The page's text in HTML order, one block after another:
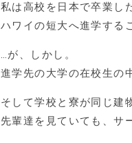
私は高校を日本で卒業し
ハワイの短大へ進学する
…が、しかし。
進学先の大学の在校生の
そして学校と寮が同じ建
先輩達を見ていても、サ